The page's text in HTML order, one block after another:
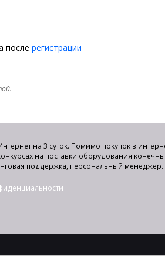
после регистрации
на 3 суток. Помимо покупок в
на поставки оборудования
поддержка, персональный менеджер.